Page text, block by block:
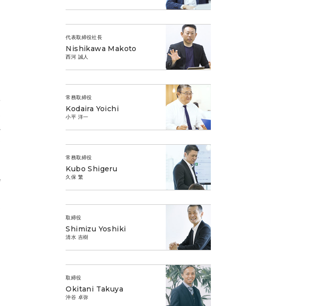
代表取締役社長
Nishikawa Makoto
西河 誠人
常務取締役
Kodaira Yoichi
小平 洋一
常務取締役
Kubo Shigeru
久保 繁
取締役
Shimizu Yoshiki
清水 吉樹
取締役
Okitani Takuya
沖谷 卓弥